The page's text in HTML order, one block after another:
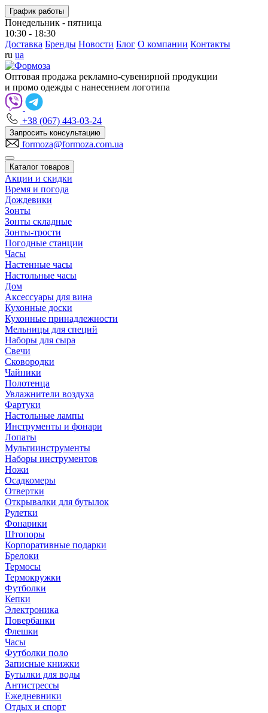
График работы
Понедельник - пятница
10:30 - 18:30
Доставка Бренды Новости Блог О компании Контакты
ru ua
Оптовая продажа рекламно-сувенирной продукции
и промо одежды с нанесением логотипа
+38 (067) 443-03-24
Запросить консультацию
formoza@formoza.com.ua
Каталог товаров
Акции и скидки
Время и погода
Дождевики
Зонты
Зонты складные
Зонты-трости
Погодные станции
Часы
Настенные часы
Настольные часы
Дом
Аксессуары для вина
Кухонные доски
Кухонные принадлежности
Мельницы для специй
Наборы для сыра
Свечи
Сковородки
Чайники
Полотенца
Увлажнители воздуха
Фартуки
Настольные лампы
Инструменты и фонари
Лопаты
Мультиинструменты
Наборы инструментов
Ножи
Осадкомеры
Отвертки
Открывалки для бутылок
Рулетки
Фонарики
Штопоры
Корпоративные подарки
Брелоки
Термосы
Термокружки
Футболки
Кепки
Электроника
Повербанки
Флешки
Часы
Футболки поло
Записные книжки
Бутылки для воды
Антистрессы
Ежедневники
Отдых и спорт